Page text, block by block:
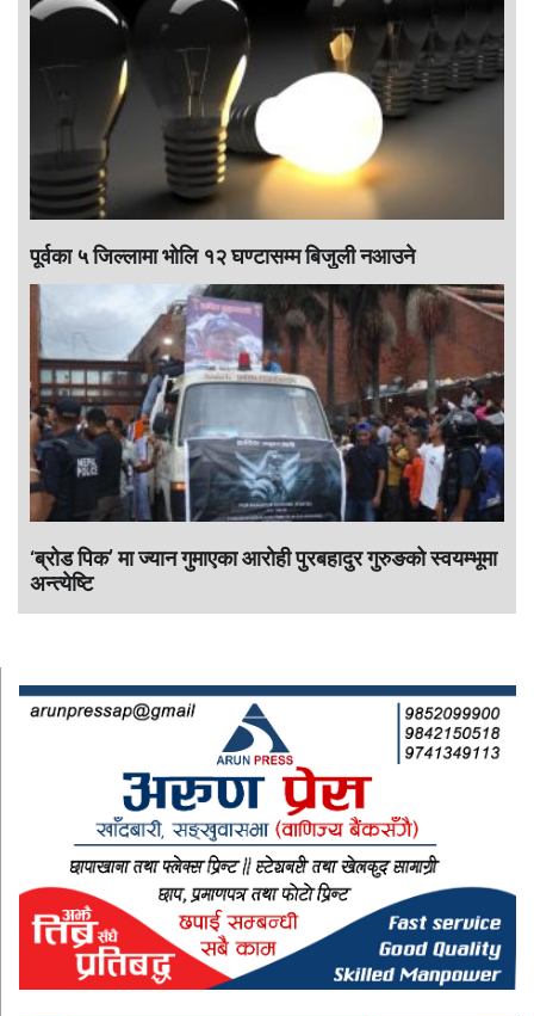
पूर्वका ५ जिल्लामा भाेलि १२ घण्टासम्म बिजुली नआउने
‘ब्रोड पिक’ मा ज्यान गुमाएका आराेही पुरबहादुर गुरुङको स्वयम्भूमा
अन्त्येष्टि